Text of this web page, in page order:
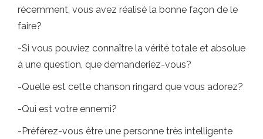
récemment, vous avez réalisé la bonne façon de le
faire?
-Si vous pouviez connaître la vérité totale et absolue
à une question, que demanderiez-vous?
-Quelle est cette chanson ringard que vous adorez?
-Qui est votre ennemi?
-Préférez-vous être une personne très intelligente